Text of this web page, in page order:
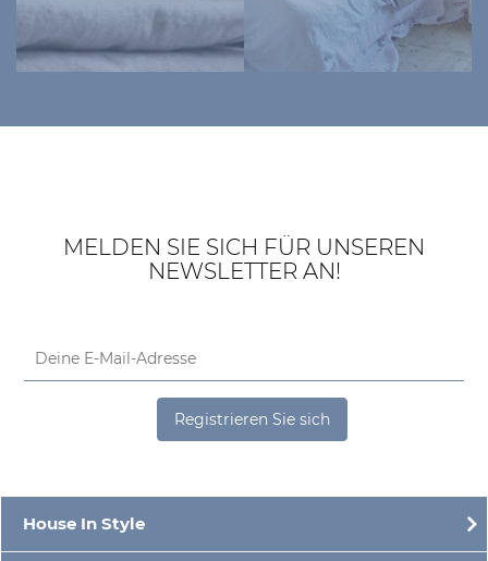
MELDEN SIE SICH FÜR UNSEREN
NEWSLETTER AN!
Registrieren Sie sich
House In Style